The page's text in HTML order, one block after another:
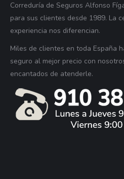
Correduría de Seguros Alfonso
para sus clientes desde 1989. La
experiencia nos diferencian.
Miles de clientes en toda España
seguro al mejor precio con
encantados de atenderle.